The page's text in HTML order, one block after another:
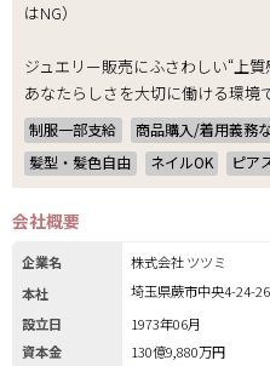
はNG）
ジュエリー販売にふさわしい“上質
あなたらしさを大切に働ける環境で
制服一部支給 商品購入/着用義務
髪型・髪色自由
ネイルOK ピア
会社概要
企業名
株式会社 ツツミ
本社
埼玉県蕨市中央4-24-26
設立日
1973年06月
資本金
130億9,880万円